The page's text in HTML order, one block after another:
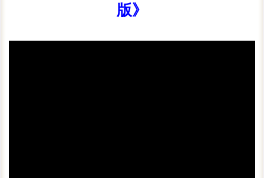
版》